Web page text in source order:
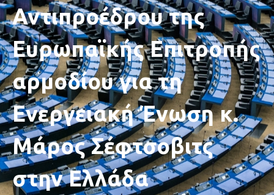
Αντιπροέδρου της
Ευρωπαϊκής Επιτροπής
αρμοδίου για τη
Ενεργειακή Ένωση κ.
Μάρος Σέφτσοβιτς
στην Ελλάδα